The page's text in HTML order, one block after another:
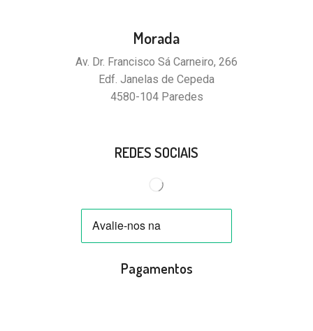
Morada
Av. Dr. Francisco Sá Carneiro, 266
Edf. Janelas de Cepeda
4580-104 Paredes
REDES SOCIAIS
Pagamentos